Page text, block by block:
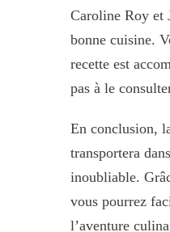
Caroline Roy et
bonne cuisine.
recette est
pas à le
En conclusion,
transportera
inoubliable.
vous pourrez
l’aventure